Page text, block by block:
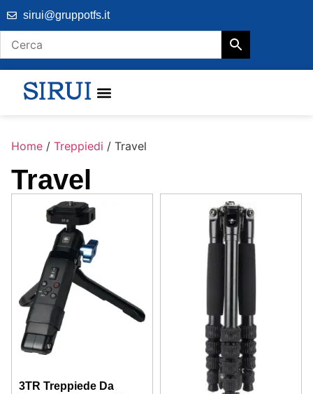
sirui@gruppotfs.it
Home / Treppiedi / Travel
Travel
3TR Treppiede Da